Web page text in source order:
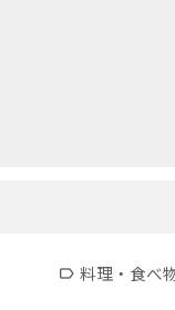
label 料理・食べ